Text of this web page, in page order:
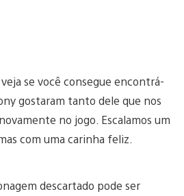
se você consegue encontrá-
gostaram tanto dele que nos
no jogo. Escalamos um
com uma carinha feliz.
descartado pode ser